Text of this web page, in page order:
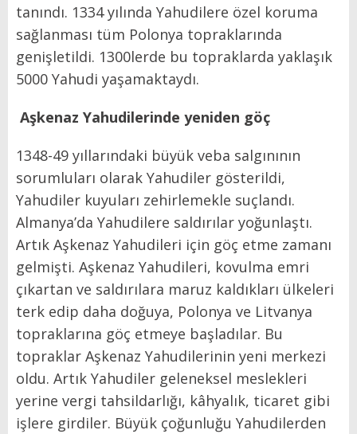
tanındı. 1334 yılında Yahudilere özel koruma
sağlanması tüm Polonya topraklarında
genişletildi. 1300lerde bu topraklarda yaklaşık
5000 Yahudi yaşamaktaydı.
Aşkenaz Yahudilerinde yeniden göç
1348-49 yıllarındaki büyük veba salgınının
sorumluları olarak Yahudiler gösterildi,
Yahudiler kuyuları zehirlemekle suçlandı.
Almanya’da Yahudilere saldırılar yoğunlaştı.
Artık Aşkenaz Yahudileri için göç etme zamanı
gelmişti. Aşkenaz Yahudileri, kovulma emri
çıkartan ve saldırılara maruz kaldıkları ülkeleri
terk edip daha doğuya, Polonya ve Litvanya
topraklarına göç etmeye başladılar. Bu
topraklar Aşkenaz Yahudilerinin yeni merkezi
oldu. Artık Yahudiler geleneksel meslekleri
yerine vergi tahsildarlığı, kâhyalık, ticaret gibi
işlere girdiler. Büyük çoğunluğu Yahudilerden